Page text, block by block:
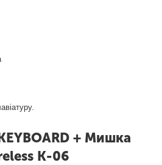
+ Мишка
K-06